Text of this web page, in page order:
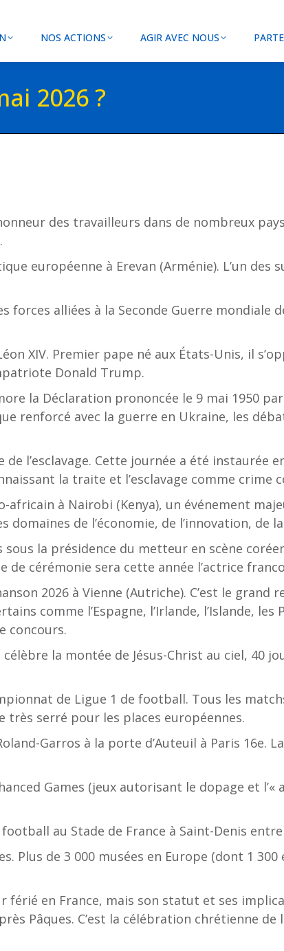
NOS ACTIONS AGIR AVEC NOUS
2026 ?
des travailleurs dans de nombreux
européenne à Erevan (Arménie). L’un
forces alliées à la Seconde Guerre mondiale
XIV. Premier pape né aux États-Unis, il
Donald Trump.
la Déclaration prononcée le 9 mai 1950
renforcé avec la guerre en Ukraine, les
de l’esclavage. Cette journée a été instaurée
la traite et l’esclavage comme crime
africain à Nairobi (Kenya), un événement
domaines de l’économie, de l’innovation,
sous la présidence du metteur en scène
cérémonie sera cette année l’actrice
2026 à Vienne (Autriche). C’est le
comme l’Espagne, l’Irlande, l’Islande,
concours.
célèbre la montée de Jésus-Christ au ciel, 40
de Ligue 1 de football. Tous les
très serré pour les places européennes.
Garros à la porte d’Auteuil à Paris 16e.
Games (jeux autorisant le dopage et
au Stade de France à Saint-Denis entre
Plus de 3 000 musées en Europe (dont 1
férié en France, mais son statut et ses
Pâques. C’est la célébration chrétienne